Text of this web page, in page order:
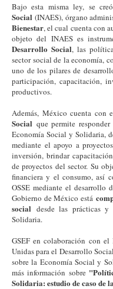
Bajo esta misma ley, se
Social (INAES), órgano
Bienestar, el cual cuenta con
objeto del INAES es
Desarrollo Social, las
sector social de la economía,
uno de los pilares de
participación, capacitación,
productivos.
Además, México cuenta con
Social que permite
Economía Social y Solidaria,
mediante el apoyo a
inversión, brindar
de proyectos del sector. Su
financiera y el consumo, así
OSSE mediante el desarrollo
Gobierno de México está
social desde las prácticas
Solidaria.
GSEF en colaboración con
Unidas para el Desarrollo Social
sobre la Economía Social y
más información sobre
Solidaria: estudio de caso de